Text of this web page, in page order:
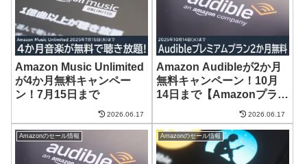
Amazon Music Unlimited
が4か月無料キャンペー
ン！7月15日まで
2026.06.17
Amazon Audibleが2か月
無料キャンペーン！10月
14日まで【Amazonプライ
2026.06.17
Amazonのセール情報 Amazonのセール情報